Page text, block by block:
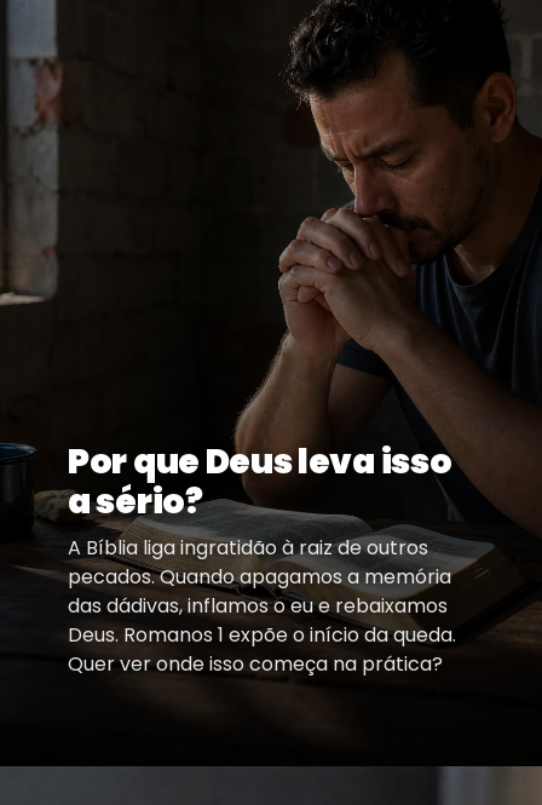
Por que Deus leva isso
a sério?
A Bíblia liga ingratidão à raiz de outros
pecados. Quando apagamos a memória
das dádivas, inflamos o eu e rebaixamos
Deus. Romanos 1 expõe o início da queda.
Quer ver onde isso começa na prática?